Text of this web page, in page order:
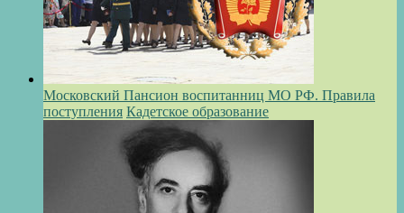
Московский Пансион воспитанниц МО РФ. Правила
поступления Кадетское образование